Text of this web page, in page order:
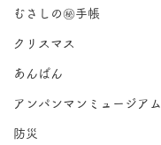
むさしの㊙手帳
クリスマス
あんぱん
アンパンマンミュージアム
防災